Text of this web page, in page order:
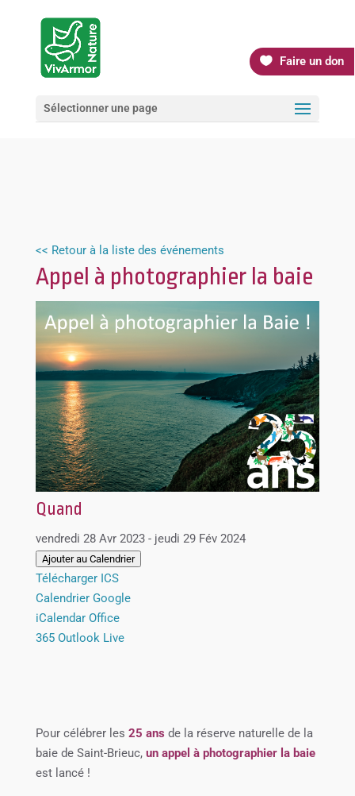
Faire un don
Sélectionner une page
<< Retour à la liste des événements
Appel à photographier la baie
Quand
vendredi 28 Avr 2023 - jeudi 29 Fév 2024
Ajouter au Calendrier
Télécharger ICS
Calendrier Google
iCalendar Office
365 Outlook Live
Pour célébrer les 25 ans de la réserve naturelle de la
baie de Saint-Brieuc, un appel à photographier la baie
est lancé !